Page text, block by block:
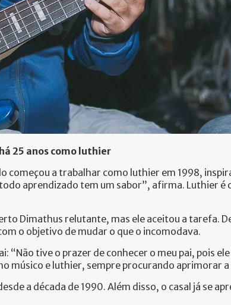
25 anos como luthier
começou a trabalhar como luthier em 1998,
aprendizado tem um sabor”, afirma. Luthier é
Dimathus relutante, mas ele aceitou a tarefa.
o objetivo de mudar o que o incomodava.
tive o prazer de conhecer o meu pai, pois
músico e luthier, sempre procurando aprimorar
a década de 1990. Além disso, o casal já se